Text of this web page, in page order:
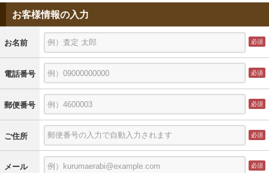
お客様情報の入力
お名前
電話番号
郵便番号
ご住所
メール